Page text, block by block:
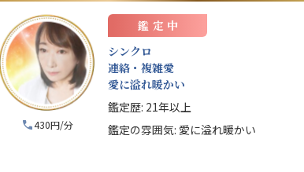
430円/分
鑑定中
シンクロ
連絡・複雑愛
愛に溢れ暖かい
鑑定歴: 21年以上
鑑定の雰囲気: 愛に溢れ暖かい